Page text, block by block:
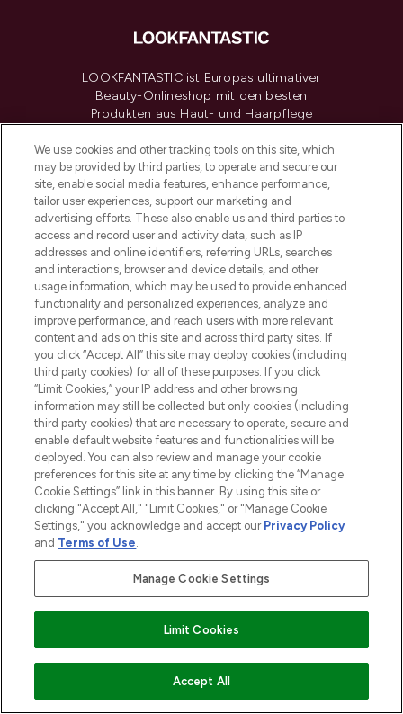
ZUM WARENKORB HINZUFÜGEN
LOOKFANTASTIC ist Europas ultimativer
Beauty-Onlineshop mit den besten
Produkten aus Haut- und Haarpflege
renommierten Marken. Shoppe online
oder über die App mit kostenloser
Lieferung ab einem Einkaufswert von 30€.
Cookie-Einwilligung
Do Not Sell or Share My Personal
Information
HILFE & INFORMATION
IMPRESSUM
ÜBER LOOKFANTASTIC
COVID-19
2026 THG Beauty Europe GmbH Maximilianstrasse 54 80538 Munich
Pay Securely With
We use cookies and other tracking tools on this site, which
may be provided by third parties, to operate and secure our
site, enable social media features, enhance performance,
tailor user experiences, support our marketing and
advertising efforts. These also enable us and third parties to
access and record user and activity data, such as IP
addresses and online identifiers, referring URLs, searches
and interactions, browser and device details, and other
usage information, which may be used to provide enhanced
functionality and personalized experiences, analyze and
improve performance, and reach users with more relevant
content and ads on this site and across third party sites. If
you click “Accept All” this site may deploy cookies (including
third party cookies) for all of these purposes. If you click
“Limit Cookies,” your IP address and other browsing
information may still be collected but only cookies (including
third party cookies) that are necessary to operate, secure and
enable default website features and functionalities will be
deployed. You can also review and manage your cookie
preferences for this site at any time by clicking the “Manage
Cookie Settings” link in this banner. By using this site or
clicking "Accept All," "Limit Cookies," or "Manage Cookie
Settings," you acknowledge and accept our Privacy Policy
and Terms of Use.
Manage Cookie Settings
Limit Cookies
Accept All